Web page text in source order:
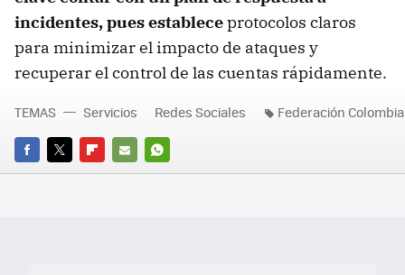
incidentes, pues estableceprotocolos claros
para minimizar el impacto de ataques y
recuperar el control de las cuentas rápidamente.
FACEBOOK
TWITTERFLIPBOARD
E-
WHATSAPP
TEMAS Servicios Redes Sociales Federación